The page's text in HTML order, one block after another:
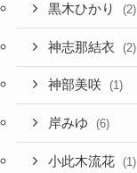
黒木ひかり (2)
神志那結衣 (2)
神部美咲 (1)
岸みゆ (6)
小此木流花 (1)